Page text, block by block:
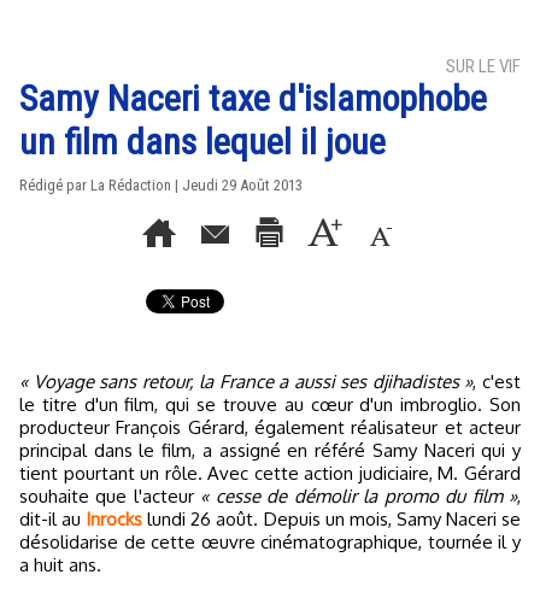
SUR LE VIF
Samy Naceri taxe d'islamophobe
un film dans lequel il joue
Rédigé par La Rédaction | Jeudi 29 Août 2013
« Voyage sans retour, la France a aussi ses djihadistes », c'est
le titre d'un film, qui se trouve au cœur d'un imbroglio. Son
producteur François Gérard, également réalisateur et acteur
principal dans le film, a assigné en référé Samy Naceri qui y
tient pourtant un rôle. Avec cette action judiciaire, M. Gérard
souhaite que l'acteur « cesse de démolir la promo du film »,
dit-il au Inrocks lundi 26 août. Depuis un mois, Samy Naceri se
désolidarise de cette œuvre cinématographique, tournée il y
a huit ans.